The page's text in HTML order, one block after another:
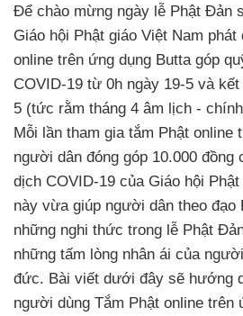
Để chào mừng ngày lễ Phật Đản
Giáo hội Phật giáo Việt Nam phát
online trên ứng dụng Butta góp
COVID-19 từ 0h ngày 19-5 và kết
5 (tức rằm tháng 4 âm lịch -
Mỗi lần tham gia tắm Phật online
người dân đóng góp 10.000 đồng
dịch COVID-19 của Giáo hội
này vừa giúp người dân theo đạo
những nghi thức trong lễ Phật
những tấm lòng nhân ái của
đức. Bài viết dưới đây sẽ hướng
người dùng Tắm Phật online trên